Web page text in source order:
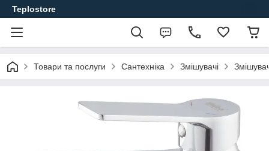
Teplostore
Товари та послуги Сантехніка Змішувачі